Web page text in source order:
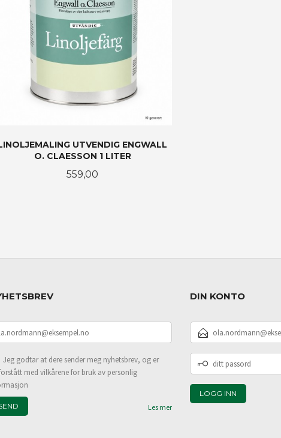
UTVENDIG ENGWALL
O. CLAESSON 1 LITER
Pris
559,00
Jeg godtar at dere sender meg nyhetsbrev, og er
med vilkårene for bruk av personlig
Les mer
DIN KONTO
E-
POSTADRESSE
DITT
PASSORD